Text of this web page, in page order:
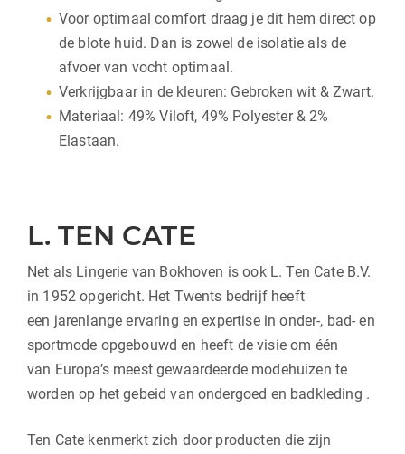
Voor optimaal comfort draag je dit hem direct op
de blote huid. Dan is zowel de isolatie als de
afvoer van vocht optimaal.
Verkrijgbaar in de kleuren: Gebroken wit & Zwart.
Materiaal: 49% Viloft, 49% Polyester & 2%
Elastaan.
L. TEN CATE
Net als Lingerie van Bokhoven is ook L. Ten Cate B.V.
in 1952 opgericht. Het Twents bedrijf heeft
een jarenlange ervaring en expertise in onder-, bad- en
sportmode opgebouwd en heeft de visie om één
van Europa’s meest gewaardeerde modehuizen te
worden op het gebeid van ondergoed en badkleding .
Ten Cate kenmerkt zich door producten die zijn